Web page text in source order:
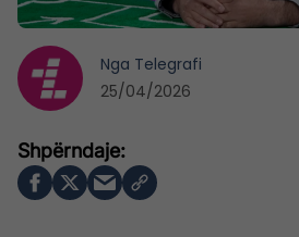
Nga Telegrafi
25/04/2026